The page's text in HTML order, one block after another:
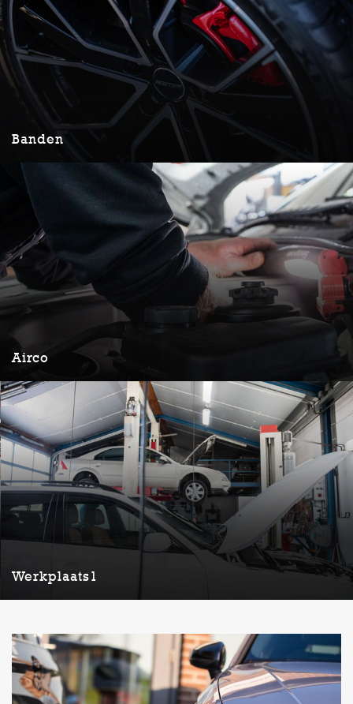
Banden
Banden
Lorem ipsum dolor sit amet, consectetuer adipiscing elit. Aenean
commodo ligula eget dolor. Aenean massa. Cum sociis natoque
penatibus et magnis dis parturient monte,
Airco
Airco
commodo ligula eget dolor. Aenean massa. Cum sociis natoque
penatibus et magnis dis parturient monte,
LEES MEER
Werkplaats1
Lorem ipsum dolor sit amet, consectetuer adipiscing elit. Aenean
commodo ligula eget dolor. Aenean massa. Cum sociis natoque